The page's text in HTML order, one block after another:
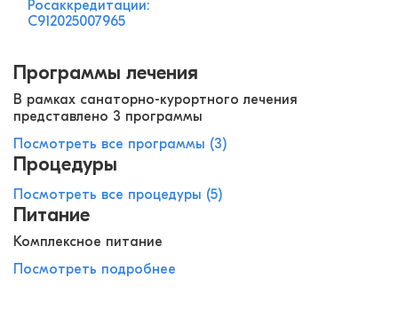
Росаккредитации:
С912025007965
Программы лечения
В рамках санаторно-курортного лечения
представлено 3 программы
Посмотреть все программы (3)
Процедуры
Посмотреть все процедуры (5)
Питание
Комплексное питание
Посмотреть подробнее